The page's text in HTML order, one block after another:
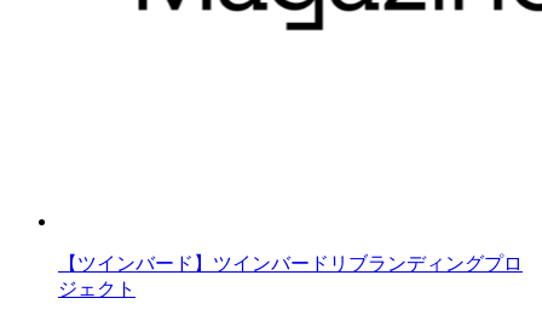
【ツインバード】ツインバードリブランディングプロ
ジェクト